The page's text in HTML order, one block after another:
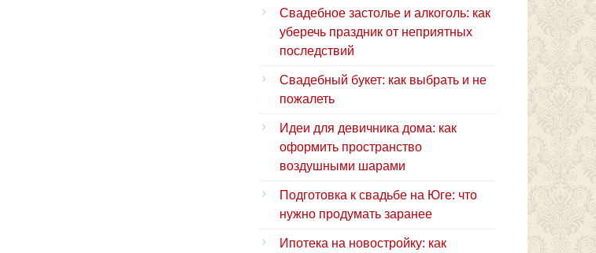
Свадебное застолье и алкоголь: как
уберечь праздник от неприятных
последствий
Свадебный букет: как выбрать и не
пожалеть
Идеи для девичника дома: как
оформить пространство
воздушными шарами
Подготовка к свадьбе на Юге: что
нужно продумать заранее
Ипотека на новостройку: как